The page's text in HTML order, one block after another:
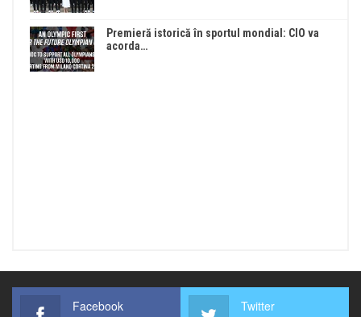
Premieră istorică în sportul mondial: CIO va
acorda…
Facebook Twitter